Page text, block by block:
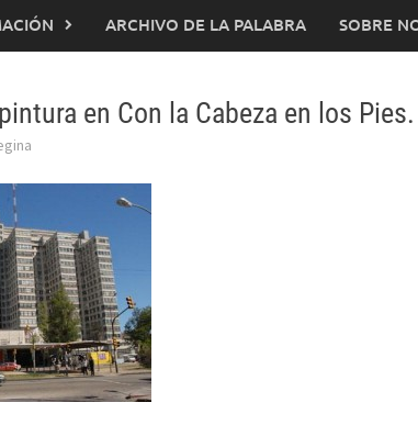
ARCHIVO DE LA PALABRA SOBRE
en Con la Cabeza en los